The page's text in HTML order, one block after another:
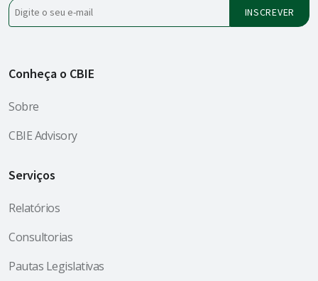
Conheça o CBIE
Sobre
CBIE Advisory
Serviços
Relatórios
Consultorias
Pautas Legislativas